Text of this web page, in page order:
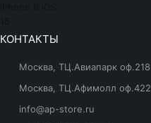
КОНТАКТЫ
Москва, ТЦ.Авиапарк оф.218
Москва, ТЦ.Афимолл оф.422
info@ap-store.ru